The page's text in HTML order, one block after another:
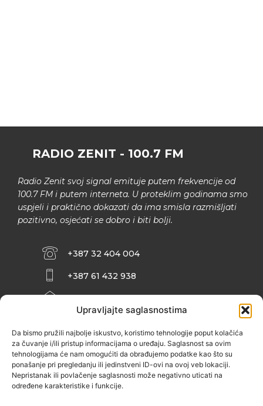
Upravljajte saglasnostima
Da bismo pružili najbolje iskustvo, koristimo tehnologije poput kolačića
za čuvanje i/ili pristup informacijama o uređaju. Saglasnost sa ovim
tehnologijama će nam omogućiti da obrađujemo podatke kao što su
ponašanje pri pregledanju ili jedinstveni ID-ovi na ovoj veb lokaciji.
Nepristanak ili povlačenje saglasnosti može negativno uticati na
određene karakteristike i funkcije.
RADIO ZENIT - 100.7 FM
Radio Zenit svoj signal emituje putem frekvencije od
100.7 FM i putem interneta. U proteklim godinama smo
uspjeli i praktično dokazati da ima smisla razmišljati
pozitivno, osjećati se dobro i biti bolji.
+387 32 404 004
+387 61 432 938
INFO@ZENIT.BA
ZENIČANKA, 3. SPRAT), 72000 ZENICA